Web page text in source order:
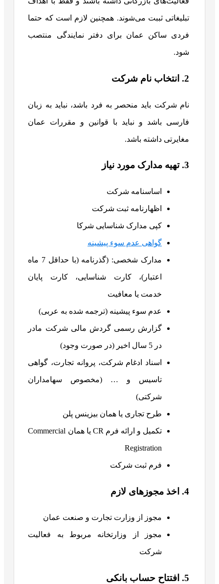
تبلیغاتی ثببت می‌شوند. همچنین لازم است که حتما
فردی ساکن عمان برای دفتر نمایندگی منتصب
شود.
2. انتخاب نام شرکت
نام شرکت باید منحصر به فرد باشد، نباید به زبان
فارسی باشد و نباید با قوانین و مقررات عمان
مغایرتی داشته باشد.
3. تهیه مدارک مورد نیاز
اساسنامه شرکت
اظهارنامه ثبت شرکت
کپی مدارک شناسایی شرکا
گواهی عدم سوء پیشینه
مدارک شخصی: (گذرنامه (با حداقل 7 ماه
اعتبار)، کارت شناسایی، کارت پایان
خدمت یا معافیت
عدم سوء پیشینه (ترجمه شده به عربی)
گزارش رسمی گردش مالی شرکت مادر
در 5 سال اخیر (در صورت وجود)
اسناد ادغام شرکت، پروانه تجارت، گواهی
تاسیس و … (مخصوص سهامداران
شرکتی)
طرح تجاری یا همان بیزینس پلن
تکمیل و ارائه فرم CR یا همان Commercial
Registration
فرم ثبت شرکت
4. اخذ مجوزهای لازم
مجوز از وزارت تجارت و صنعت عمان
مجوز از وزارتخانه مربوط به فعالیت
شرکت
5. افتتاح حساب بانکی